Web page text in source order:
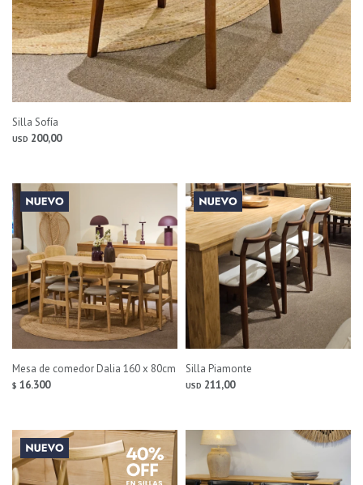
Silla Sofía
USD 200,00
Mesa de comedor Dalia 160 x 80cm
$ 16.300
Silla Piamonte
USD 211,00